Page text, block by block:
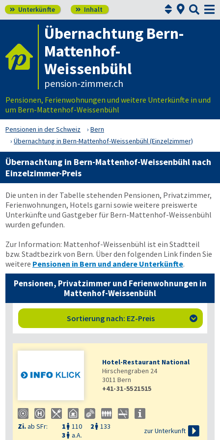
 Unterkünfte  Inhalt  

Übernachtung Bern-
Mattenhof-
Weissenbühl
pension-zimmer.ch
Pensionen, Ferienwohnungen und weitere Unterkünfte in und
um Bern-Mattenhof-Weissenbühl
Pensionen in der Schweiz
Bern
Übernachtung in Bern-Mattenhof-Weissenbühl (Einzelzimmer)
Übernachtung in Bern-Mattenhof-Weissenbühl nach
Einzelzimmer-Preis
Die unten in der Tabelle stehenden Pensionen, Privatzimmer,
Ferienwohnungen, Hotels garni sowie weitere preiswerte
Unterkünfte und Gastgeber für Bern-Mattenhof-Weissenbühl
wurden gefunden.
Zur Information: Mattenhof-Weissenbühl ist ein Stadtteil
bzw. Stadtbezirk von Bern. Über den folgenden Link finden Sie
weitere Pensionen in Bern und andere Unterkünfte.
Pensionen, Privatzimmer und Ferienwohnungen in
Mattenhof-Weissenbühl
Sortierung nach: EZ-Preis 
Hotel-Restaurant National
Hirschengraben 24
3011 Bern
+41-31-5521515
Zi.ab SFr: 1  110 2  133
3  a.A.
zur Unterkunft 